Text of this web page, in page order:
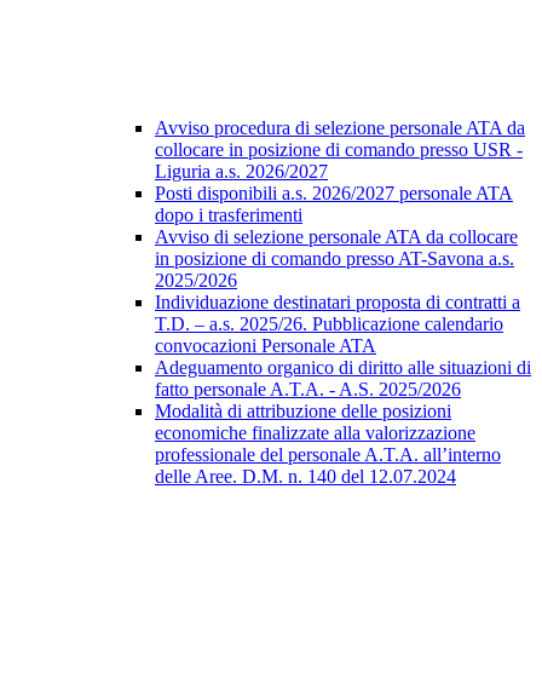
Avviso procedura di selezione personale ATA da
collocare in posizione di comando presso USR -
Liguria a.s. 2026/2027
Posti disponibili a.s. 2026/2027 personale ATA
dopo i trasferimenti
Avviso di selezione personale ATA da collocare
in posizione di comando presso AT-Savona a.s.
2025/2026
Individuazione destinatari proposta di contratti a
T.D. – a.s. 2025/26. Pubblicazione calendario
convocazioni Personale ATA
Adeguamento organico di diritto alle situazioni di
fatto personale A.T.A. - A.S. 2025/2026
Modalità di attribuzione delle posizioni
economiche finalizzate alla valorizzazione
professionale del personale A.T.A. all’interno
delle Aree. D.M. n. 140 del 12.07.2024